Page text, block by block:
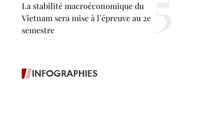
La stabilité macroéconomique du
Vietnam sera mise à l’épreuve au 2e
semestre
INFOGRAPHIES